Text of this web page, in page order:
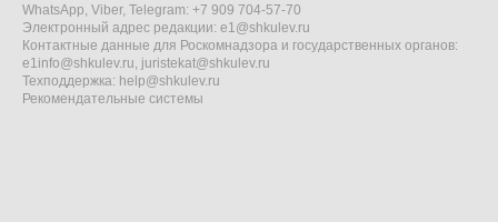
WhatsApp, Viber, Telegram: +7 909 704-57-70
Электронный адрес редакции: e1@shkulev.ru
Контактные данные для Роскомнадзора и государственных органов:
e1info@shkulev.ru juristekat@shkulev.ru
Техподдержка: help@shkulev.ru
Рекомендательные системы